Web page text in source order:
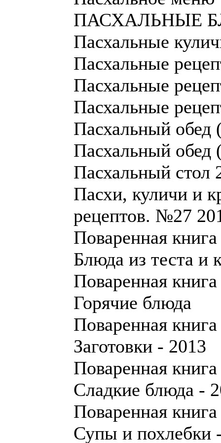
ПАСХАЛЬНЫЕ
Пасхальные
Пасхальные
Пасхальные
Пасхальные
Пасхальный обед
Пасхальный обед
Пасхальный стол
Пасхи, куличи и
рецептов. №27
Поваренная
Блюда из теста и
Поваренная
Горячие блюда
Поваренная
Заготовки - 2013
Поваренная
Сладкие блюда -
Поваренная
Супы и похлебки